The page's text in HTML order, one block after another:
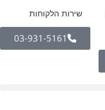
שירות הלקוחות
03-931-5161